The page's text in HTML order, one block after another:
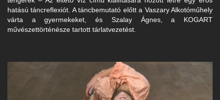
hatású táncreflexiót. A táncbemutató előtt a Vaszary Alkotóműhely
várta a gyermekeket, és Szalay Ágnes, a KOGART
művészettörténésze tartott tárlatvezetést.